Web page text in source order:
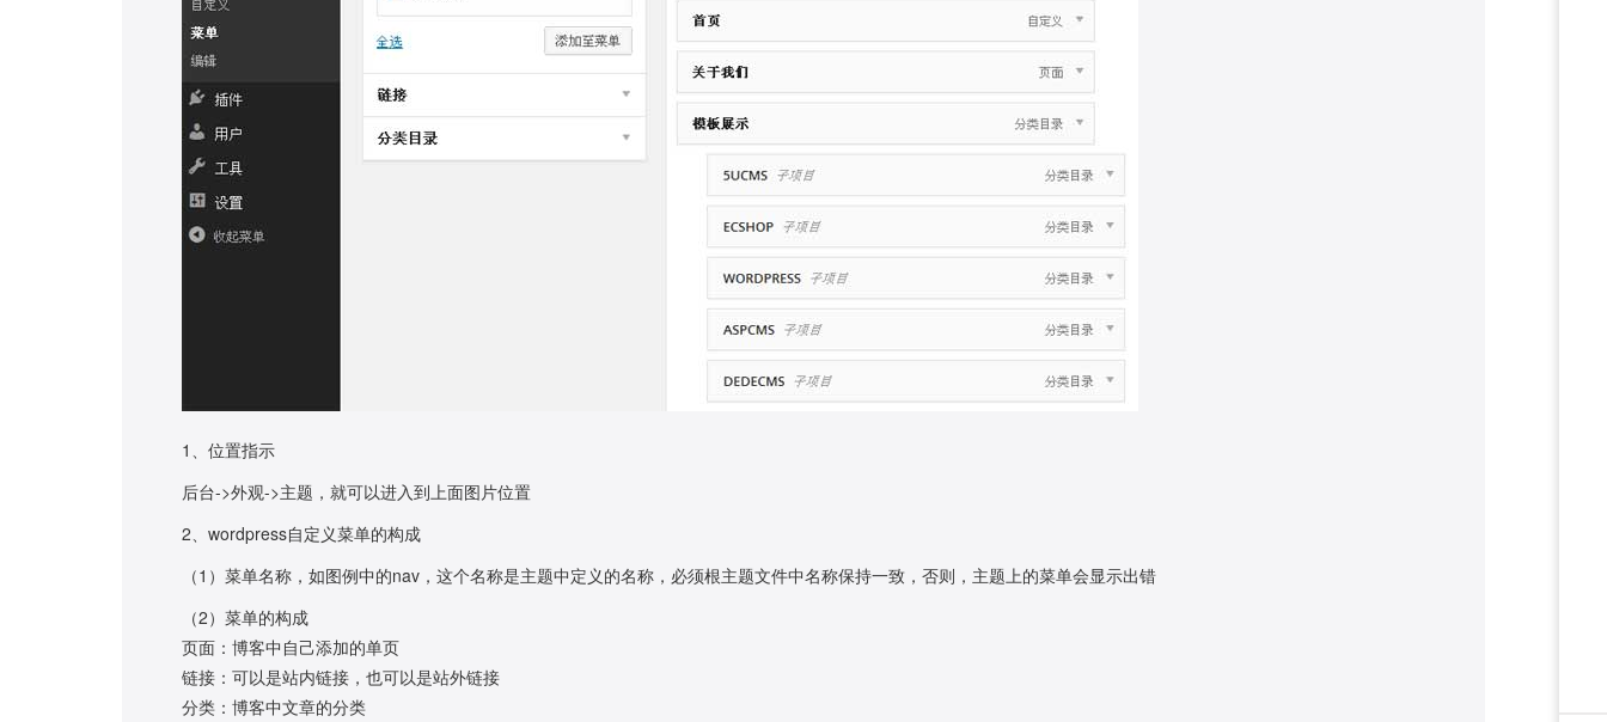
1、位置指示
后台->外观->主题，就可以进入到上面图片位置
2、wordpress自定义菜单的构成
（1）菜单名称，如图例中的nav，这个名称是主题中定义的名称，必须根主题文件中名称保持一致，否则，主题上的菜单会显示出错
（2）菜单的构成
页面：博客中自己添加的单页
链接：可以是站内链接，也可以是站外链接
分类：博客中文章的分类